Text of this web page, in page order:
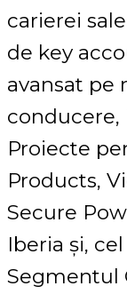
carierei
de key
avansat pe
conducere,
Proiecte
Products,
Secure
Iberia și,
Segmentul